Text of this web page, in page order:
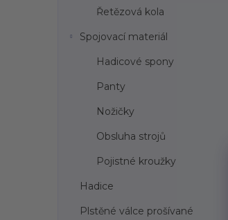
Řetězová kola
Spojovací materiál
Hadicové spony
Panty
Nožičky
Obsluha strojů
Pojistné kroužky
Hadice
Plstěné válce prošívané